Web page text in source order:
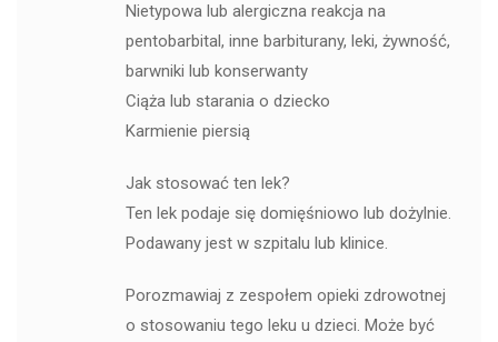
Nietypowa lub alergiczna reakcja na
pentobarbital, inne barbiturany, leki, żywność,
barwniki lub konserwanty
Ciąża lub starania o dziecko
Karmienie piersią
Jak stosować ten lek?
Ten lek podaje się domięśniowo lub dożylnie.
Podawany jest w szpitalu lub klinice.
Porozmawiaj z zespołem opieki zdrowotnej
o stosowaniu tego leku u dzieci. Może być